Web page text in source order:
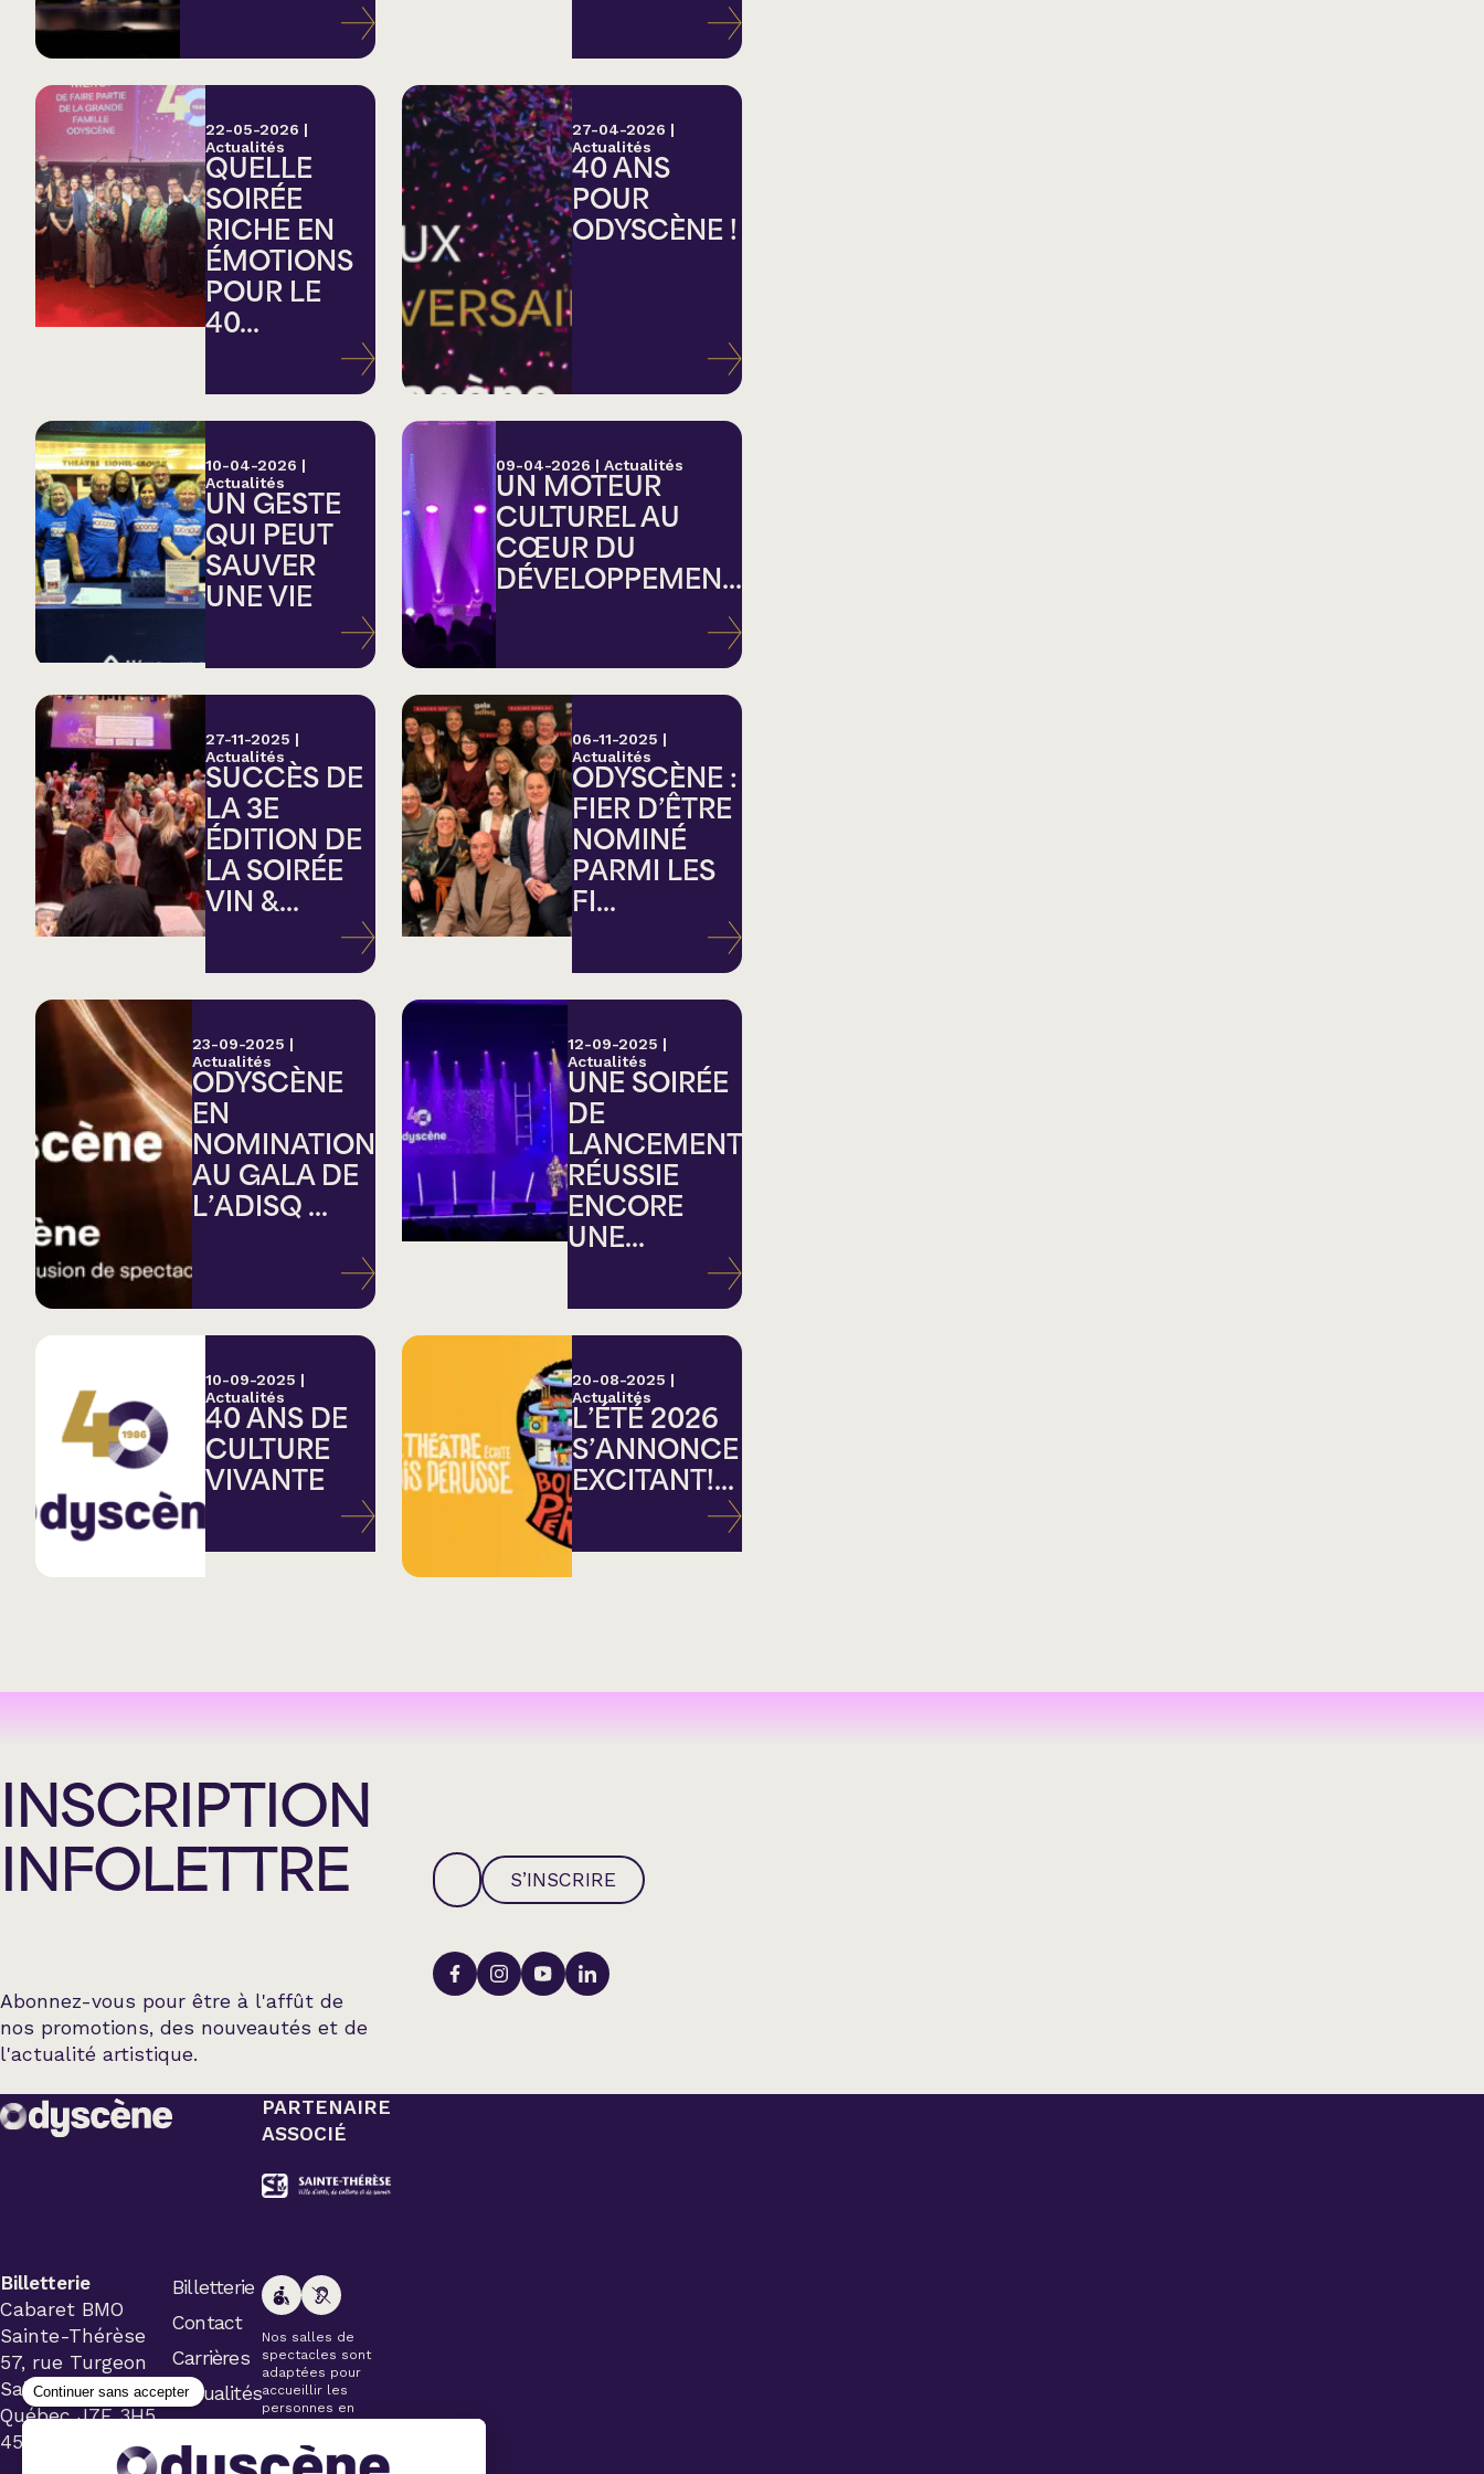
Hommage
Théâtre
Saison estivale
Apéro et perfo
Musique (Blues, folk,
traditionnelle)
Country
Famille
Spectacles en location
22-05-2026 |
Actualités
QUELLE
SOIRÉE
RICHE EN
ÉMOTIONS
POUR LE
40...
27-04-2026 |
Actualités
40 ANS
POUR
ODYSCÈNE !
10-04-2026 |
Actualités
UN GESTE
QUI PEUT
SAUVER
UNE VIE
09-04-2026 | Actualités
UN MOTEUR
CULTUREL AU
CŒUR DU
DÉVELOPPEMEN...
27-11-2025 |
Actualités
SUCCÈS DE
LA 3E
ÉDITION DE
LA SOIRÉE
VIN &...
06-11-2025 |
Actualités
ODYSCÈNE :
FIER D’ÊTRE
NOMINÉ
PARMI LES
FI...
23-09-2025 |
Actualités
ODYSCÈNE
EN
NOMINATION
AU GALA DE
L’ADISQ ...
12-09-2025 |
Actualités
UNE SOIRÉE
DE
LANCEMENT
RÉUSSIE
ENCORE
UNE...
10-09-2025 |
Actualités
40 ANS DE
CULTURE
VIVANTE
20-08-2025 |
Actualités
L’ÉTÉ 2026
S’ANNONCE
EXCITANT!...
INSCRIPTION
INFOLETTRE
Abonnez-vous pour être à l'affût de
nos promotions, des nouveautés et de
l'actualité artistique.
S’INSCRIRE
Billetterie
Cabaret BMO
Sainte-Thérèse
57, rue Turgeon
Sainte-Thérèse
Québec J7E 3H5
450 434-4006
Billetterie
Contact
Carrières
Actualités
PARTENAIRE
ASSOCIÉ
Nos salles de
spectacles sont
adaptées pour
accueillir les
personnes en
Veuillez
simplement aviser